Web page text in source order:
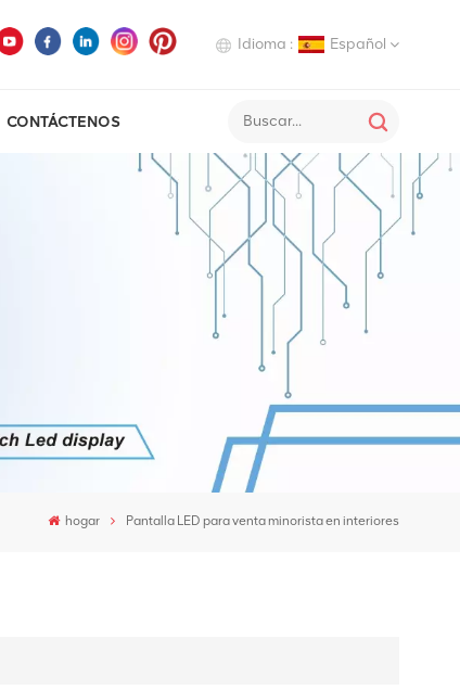
Idioma : Español
Deutsch
Italiano
Español
CONTÁCTENOS
hogar Pantalla LED para venta minorista en interiores